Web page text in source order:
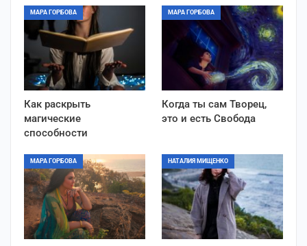
МАРА ГОРБОВА
Как раскрыть
магические
способности
МАРА ГОРБОВА
Когда ты сам Творец,
это и есть Свобода
МАРА ГОРБОВА НАТАЛИЯ МИЩЕНКО